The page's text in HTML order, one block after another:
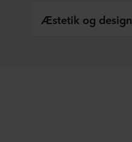
Æstetik og design